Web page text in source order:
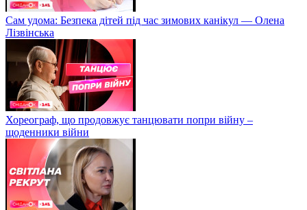
Сам удома: Безпека дітей під час зимових канікул — Олена
Лізвінська
Хореограф, що продовжує танцювати попри війну –
щоденники війни